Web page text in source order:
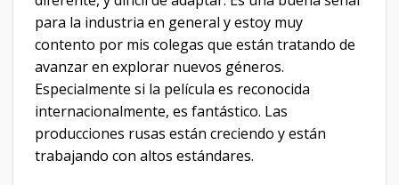
para la industria en general y estoy muy
contento por mis colegas que están tratando de
avanzar en explorar nuevos géneros.
Especialmente si la película es reconocida
internacionalmente, es fantástico. Las
producciones rusas están creciendo y están
trabajando con altos estándares.